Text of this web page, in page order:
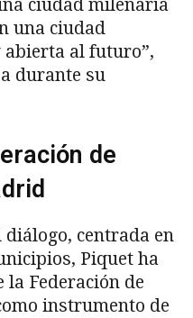
ciudad milenaria
una ciudad
abierta al futuro”,
durante su
de
centrada en
Piquet ha
Federación de
instrumento de